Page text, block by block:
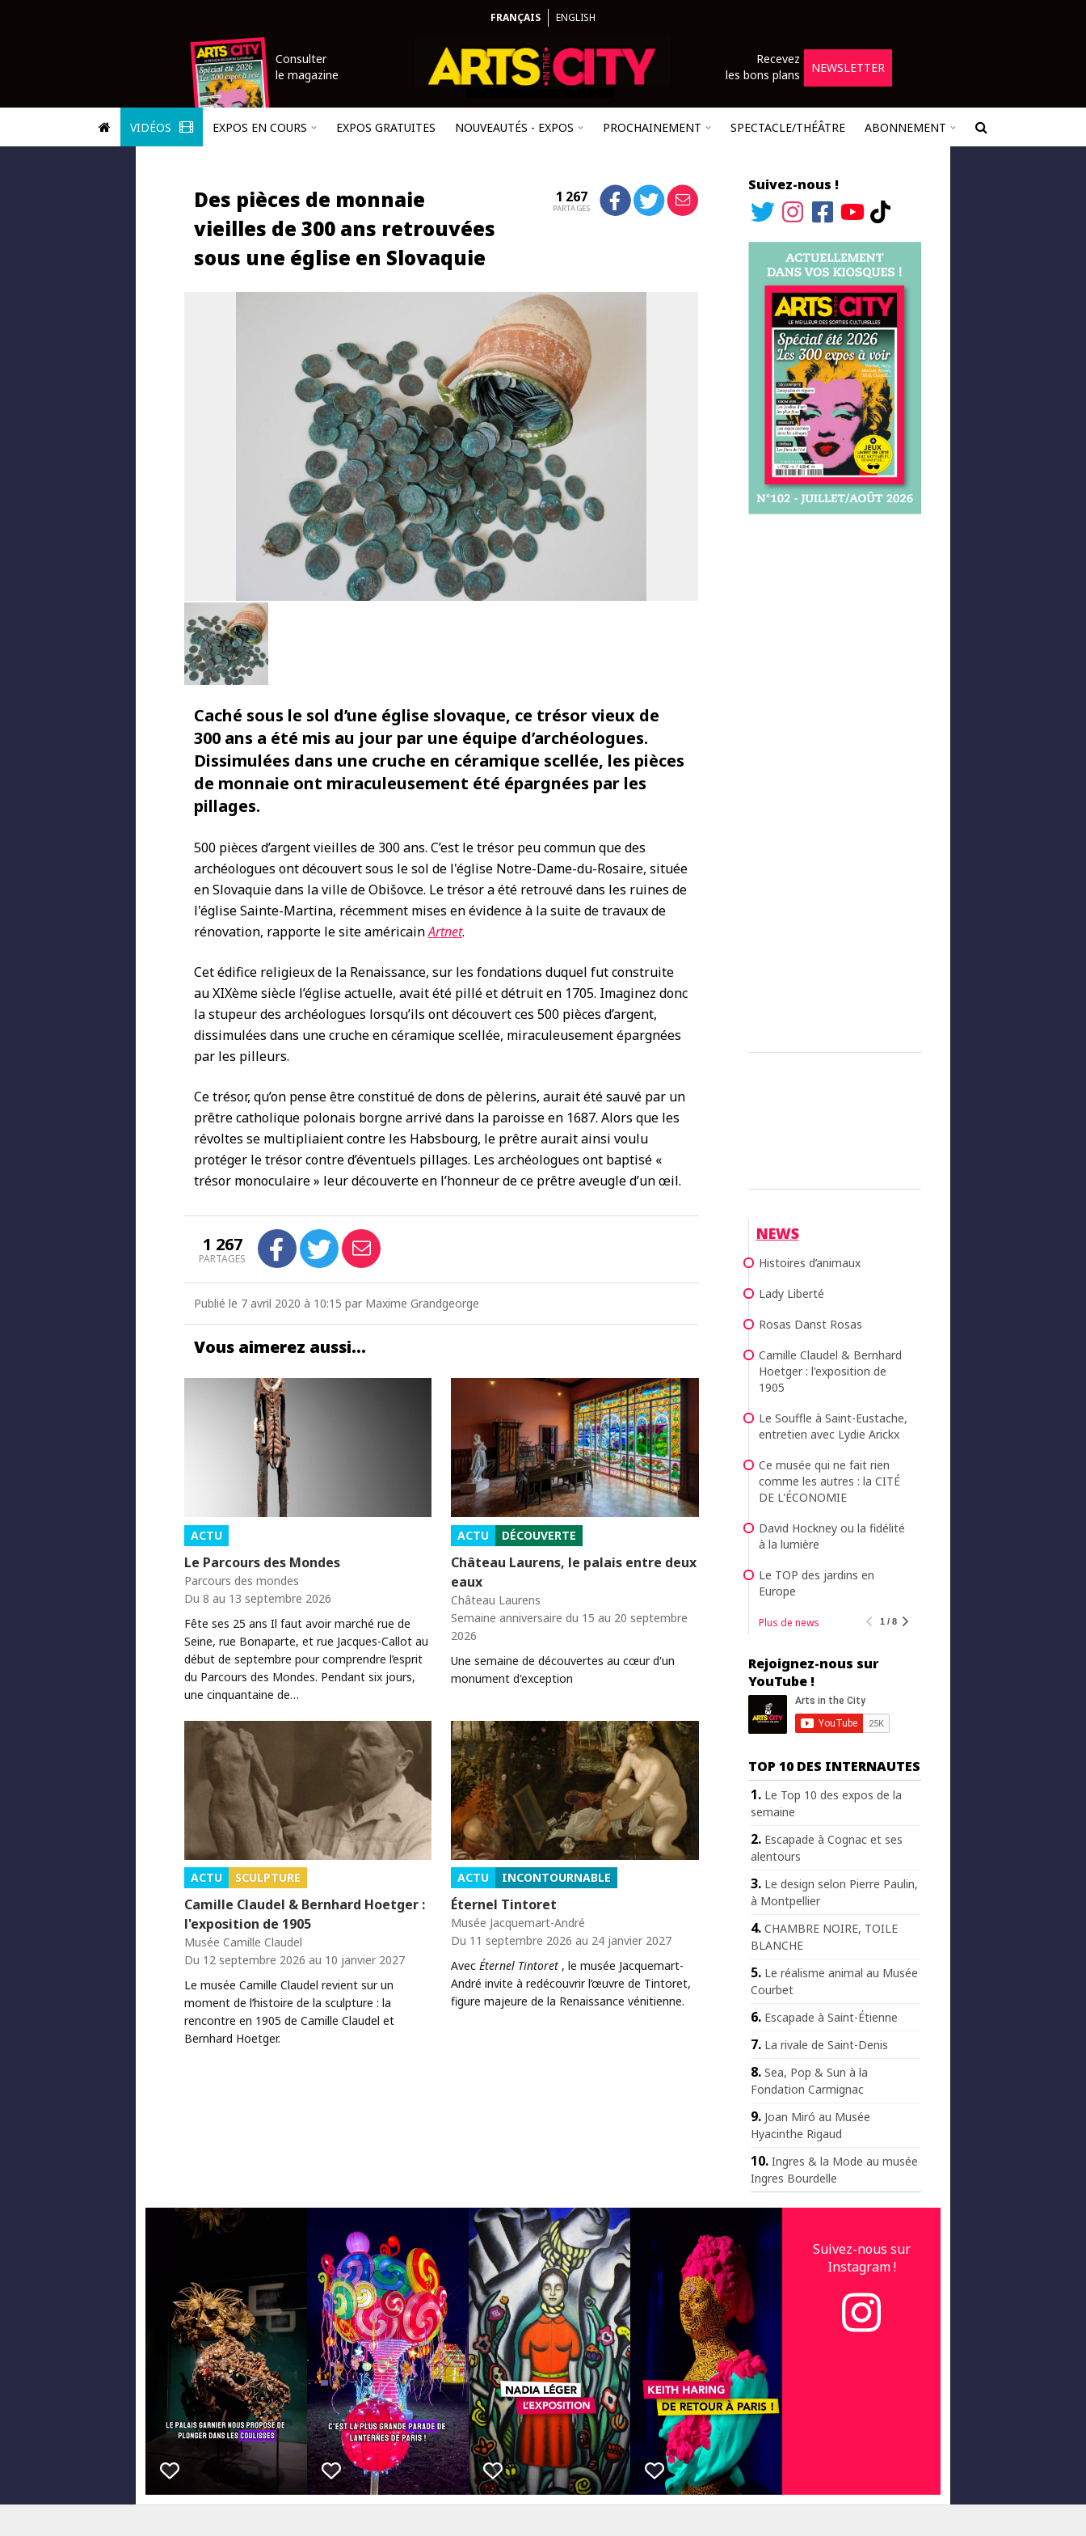
FRANÇAIS ENGLISH
Consulter
le magazine
Recevez
les bons plans
NEWSLETTER
VIDÉOS EXPOS EN COURS EXPOS GRATUITES NOUVEAUTÉS - EXPOS PROCHAINEMENT SPECTACLE/THÉÂTRE ABONNEMENT
Des pièces de monnaie
vieilles de 300 ans retrouvées
sous une église en Slovaquie
1 267
PARTAGES
Caché sous le sol d’une église slovaque, ce trésor vieux de
300 ans a été mis au jour par une équipe d’archéologues.
Dissimulées dans une cruche en céramique scellée, les pièces
de monnaie ont miraculeusement été épargnées par les
pillages.
500 pièces d’argent vieilles de 300 ans. C’est le trésor peu commun que des
archéologues ont découvert sous le sol de l'église Notre-Dame-du-Rosaire, située
en Slovaquie dans la ville de Obišovce. Le trésor a été retrouvé dans les ruines de
l'église Sainte-Martina, récemment mises en évidence à la suite de travaux de
rénovation, rapporte le site américainArtnet.
Cet édifice religieux de la Renaissance, sur les fondations duquel fut construite
au XIXème siècle l’église actuelle, avait été pillé et détruit en 1705. Imaginez donc
la stupeur des archéologues lorsqu’ils ont découvert ces 500 pièces d’argent,
dissimulées dans une cruche en céramique scellée, miraculeusement épargnées
par les pilleurs.
Ce trésor, qu’on pense être constitué de dons de pèlerins, aurait été sauvé par un
prêtre catholique polonais borgne arrivé dans la paroisse en 1687. Alors que les
révoltes se multipliaient contre les Habsbourg, le prêtre aurait ainsi voulu
protéger le trésor contre d’éventuels pillages. Les archéologues ont baptisé «
trésor monoculaire » leur découverte en l’honneur de ce prêtre aveugle d’un œil.
1 267
PARTAGES
Publié le 7 avril 2020 à 10:15 par Maxime Grandgeorge
Vous aimerez aussi…
ACTU
Le Parcours des Mondes
Parcours des mondes
Du 8 au 13 septembre 2026
Fête ses 25 ans Il faut avoir marché rue de
Seine, rue Bonaparte, et rue Jacques-Callot au
début de septembre pour comprendre l’esprit
du Parcours des Mondes. Pendant six jours,
une cinquantaine de…
ACTU DÉCOUVERTE
Château Laurens, le palais entre deux
eaux
Château Laurens
Semaine anniversaire du 15 au 20 septembre
2026
Une semaine de découvertes au cœur d'un
monument d'exception
ACTU SCULPTURE
Camille Claudel & Bernhard Hoetger :
l'exposition de 1905
Musée Camille Claudel
Du 12 septembre 2026 au 10 janvier 2027
Le musée Camille Claudel revient sur un
moment de l’histoire de la sculpture : la
rencontre en 1905 de Camille Claudel et
Bernhard Hoetger.
ACTU INCONTOURNABLE
Éternel Tintoret
Musée Jacquemart-André
Du 11 septembre 2026 au 24 janvier 2027
AvecÉternel Tintoret , le musée Jacquemart-
André invite à redécouvrir l’œuvre de Tintoret,
figure majeure de la Renaissance vénitienne.
Suivez-nous !
NEWS
Histoires d’animaux
Lady Liberté
Rosas Danst Rosas
Camille Claudel & Bernhard
Hoetger : l'exposition de
1905
Le Souffle à Saint-Eustache,
entretien avec Lydie Arickx
Ce musée qui ne fait rien
comme les autres : la CITÉ
DE L'ÉCONOMIE
David Hockney ou la fidélité
à la lumière
Le TOP des jardins en
Europe
Plus de news 1 / 8
Rejoignez-nous sur
YouTube !
TOP 10 DES INTERNAUTES
Le Top 10 des expos de la
semaine
Escapade à Cognac et ses
alentours
Le design selon Pierre Paulin,
à Montpellier
CHAMBRE NOIRE, TOILE
BLANCHE
Le réalisme animal au Musée
Courbet
Escapade à Saint-Étienne
La rivale de Saint-Denis
Sea, Pop & Sun à la
Fondation Carmignac
Joan Miró au Musée
Hyacinthe Rigaud
Ingres & la Mode au musée
Ingres Bourdelle
Suivez-nous sur
Instagram !